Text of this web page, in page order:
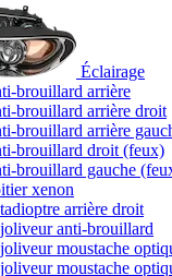
Éclairage
brouillard arrière
brouillard arrière droit
brouillard arrière
brouillard droit (feux)
brouillard gauche
xenon
arrière droit
anti-brouillard
moustache
moustache